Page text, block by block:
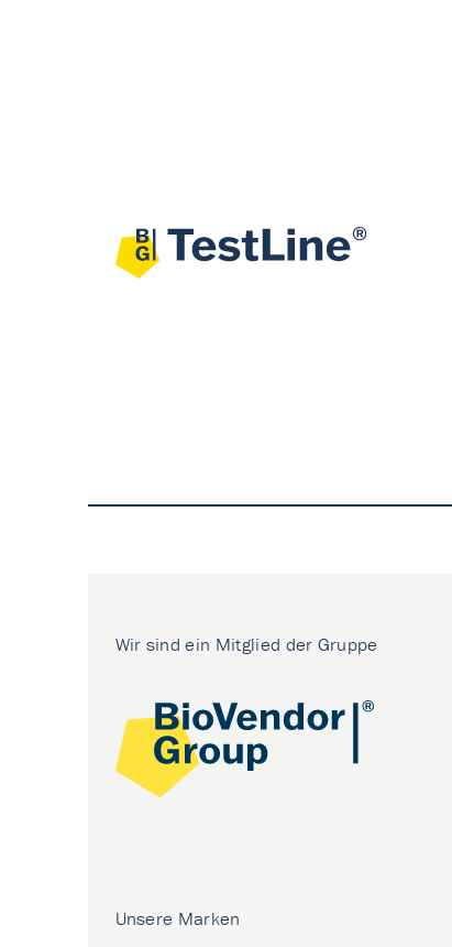
Wir sind ein Mitglied der Gruppe
Unsere Marken